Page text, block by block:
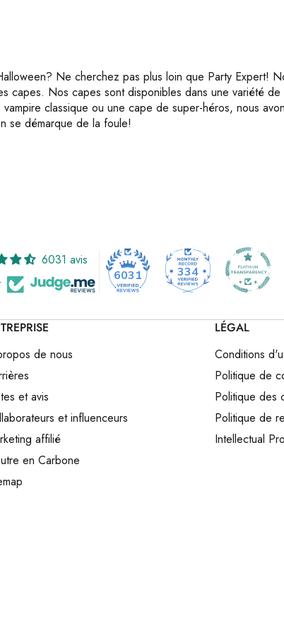
Ne cherchez pas plus loin que Party Expert!
capes. Nos capes sont disponibles dans une variété
classique ou une cape de super-héros, nous
se démarque de la foule!
6031 avis
6031 334
de nous
et avis
et influenceurs
affilié
en Carbone
LÉGAL
Conditions
Politique de
Politique des
Politique de
Intellectual